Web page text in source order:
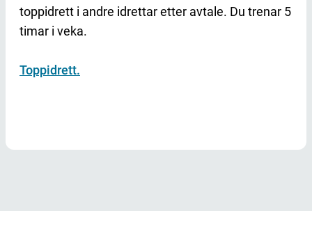
toppidrett i andre idrettar etter avtale. Du trenar 5
timar i veka.
Toppidrett.